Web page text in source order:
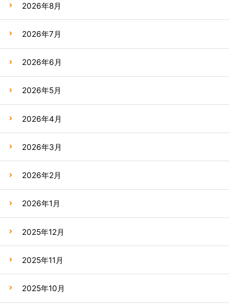
2026年8月
2026年7月
2026年6月
2026年5月
2026年4月
2026年3月
2026年2月
2026年1月
2025年12月
2025年11月
2025年10月